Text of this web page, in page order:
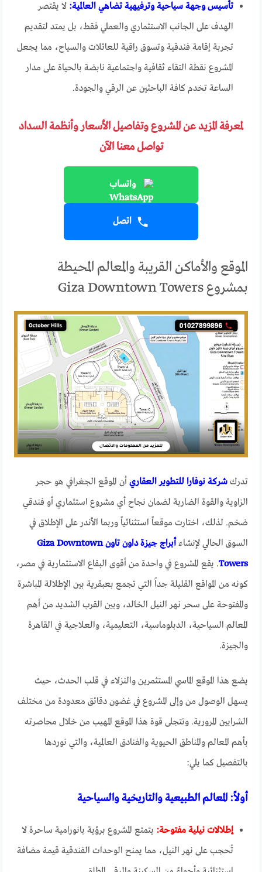
تأسيس وجهة سياحية وترفيهية تضاهي العالمية: لا يقتصر
الهدف على الجانب الاستثماري والعملي فقط، بل يمتد لتقديم
تجربة إقامة فندقية وتسوق راقية للعائلات والسياح، مما يجعل
المشروع نقطة التقاء ثقافية واجتماعية نابضة بالحياة على مدار
الساعة تخدم كافة الباحثين عن الرقي والجودة.
لمعرفة المزيد عن المشروع وتفاصيل الأسعار وأنظمة السداد
تواصل معنا الآن
واتساب
اتصل
الموقع والأماكن القريبة والمعالم المحيطة
بمشروع Giza Downtown Towers
تدركشركة نوفارا للتطوير العقاري أن الموقع الجغرافي هو حجر
الزاوية والقوة الضاربة لضمان نجاح أي مشروع استثماري أو فندقي
ضخم. لذلك، اختارت موقعاً استثنائياً وربما الأندر على الإطلاق في
السوق الحالي لإنشاء
أبراج جيزة داون تاون Giza Downtown
Towers. يقع المشروع في واحدة من أقوى البقاع الاستثمارية في مصر،
كونه من المواقع القليلة جداً التي تجمع بعبقرية بين الإطلالة المباشرة
والمفتوحة على سحر نهر النيل الخالد، وبين القرب الشديد من أهم
المعالم السياحية، الدبلوماسية، التعليمية، والعلاجية في القاهرة
والجيزة.
يضع هذا الموقع الماسي المستثمرين والنزلاء في قلب الحدث، حيث
يسهل الوصول من وإلى المشروع في غضون دقائق معدودة من مختلف
الشرايين المرورية. وتتجلى قوة هذا الموقع المهيب من خلال محاصرته
بأهم المعالم والمناطق الحيوية والفنادق العالمية، والتي نوردها
بالتفصيل كما يلي:
أولاً: المعالم الطبيعية والتاريخية والسياحية
إطلالات نيلية مفتوحة: يتمتع المشروع برؤية بانورامية ساحرة لا
تُحجب على نهر النيل، مما يمنح الوحدات الفندقية قيمة مضافة